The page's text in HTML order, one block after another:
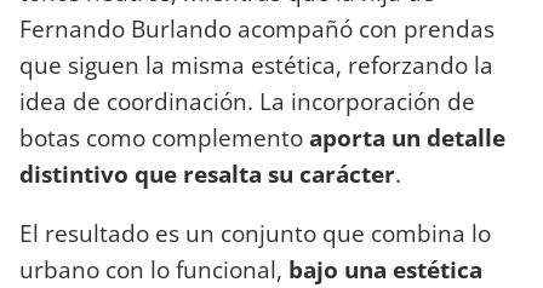
Fernando Burlando acompañó con prendas
que siguen la misma estética, reforzando la
idea de coordinación. La incorporación de
botas como complementoaporta un detalle
distintivo que resalta su carácter.
El resultado es un conjunto que combina lo
urbano con lo funcional, bajo una estética